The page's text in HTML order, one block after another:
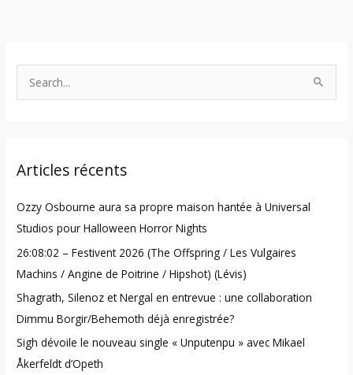
c
f
o
r
:
Articles récents
Ozzy Osbourne aura sa propre maison hantée à Universal
Studios pour Halloween Horror Nights
26:08:02 – Festivent 2026 (The Offspring / Les Vulgaires
Machins / Angine de Poitrine / Hipshot) (Lévis)
Shagrath, Silenoz et Nergal en entrevue : une collaboration
Dimmu Borgir/Behemoth déjà enregistrée?
Sigh dévoile le nouveau single « Unputenpu » avec Mikael
Åkerfeldt d’Opeth